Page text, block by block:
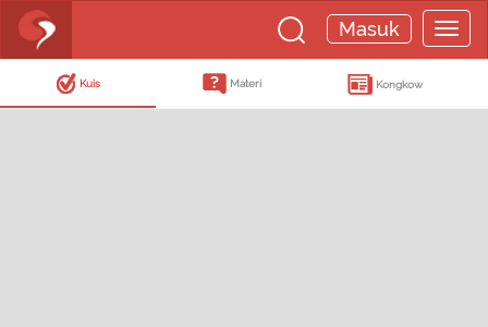
Masuk
Kuis Materi Kongkow